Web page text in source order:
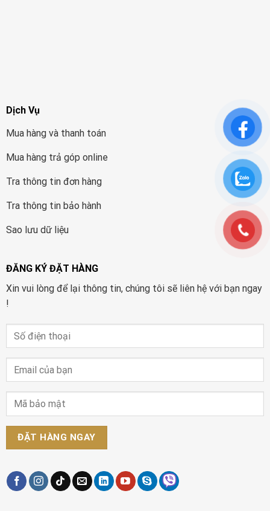
Dịch Vụ
Mua hàng và thanh toán
Mua hàng trả góp online
Tra thông tin đơn hàng
Tra thông tin bảo hành
Sao lưu dữ liệu
ĐĂNG KÝ ĐẶT HÀNG
Xin vui lòng để lại thông tin, chúng tôi sẽ liên hệ với bạn ngay
!